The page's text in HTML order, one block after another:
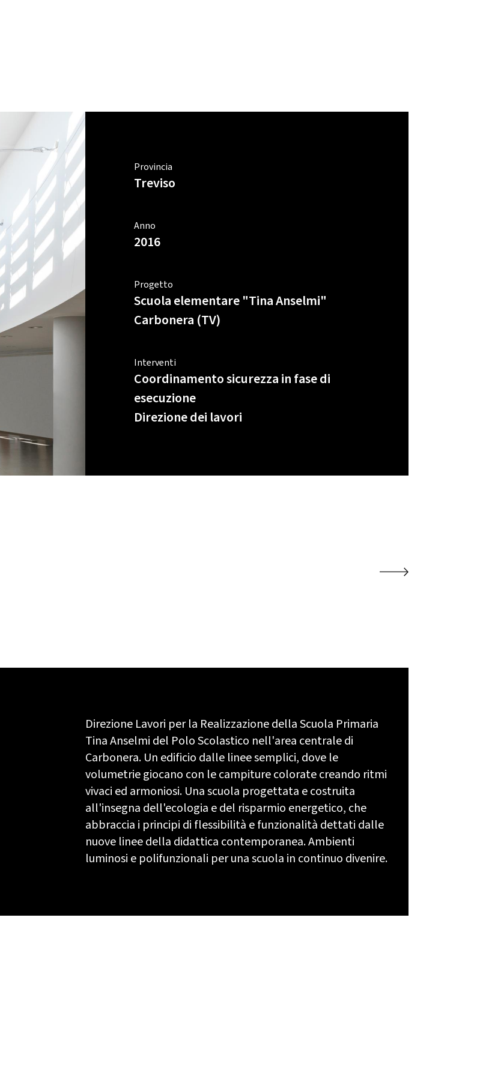
Provincia
Treviso
Anno
2016
Progetto
Scuola elementare "Tina Anselmi"
Carbonera (TV)
Interventi
Coordinamento sicurezza in fase di
esecuzione
Direzione dei lavori
Direzione Lavori per la Realizzazione della Scuola Primaria
Tina Anselmi del Polo Scolastico nell'area centrale di
Carbonera. Un edificio dalle linee semplici, dove le
volumetrie giocano con le campiture colorate creando ritmi
vivaci ed armoniosi. Una scuola progettata e costruita
all'insegna dell'ecologia e del risparmio energetico, che
abbraccia i principi di flessibilità e funzionalità dettati dalle
nuove linee della didattica contemporanea. Ambienti
luminosi e polifunzionali per una scuola in continuo divenire.